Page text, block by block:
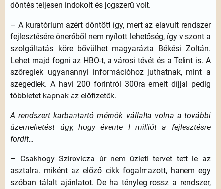
döntés teljesen indokolt és jogszerű volt.
– A kuratórium azért döntött így, mert az elavult rendszer
fejlesztésére önerőből nem nyílott lehetőség, így viszont a
szolgáltatás köre bővülhet magyarázta Békési Zoltán.
Lehet majd fogni az HBO-t, a városi tévét és a Telint is. A
szőregiek ugyanannyi információhoz juthatnak, mint a
szegediek. A havi 200 forintról 300ra emelt díjjal pedig
többletet kapnak az előfizetők.
A rendszert karbantartó mérnök vállalta volna a további
üzemeltetést úgy, hogy évente I milliót a fejlesztésre
fordít…
– Csakhogy Szirovicza úr nem üzleti tervet tett le az
asztalra. miként az előző cikk fogalmazott, hanem egy
szóban tálalt ajánlatot. De ha tényleg rossz a rendszer,